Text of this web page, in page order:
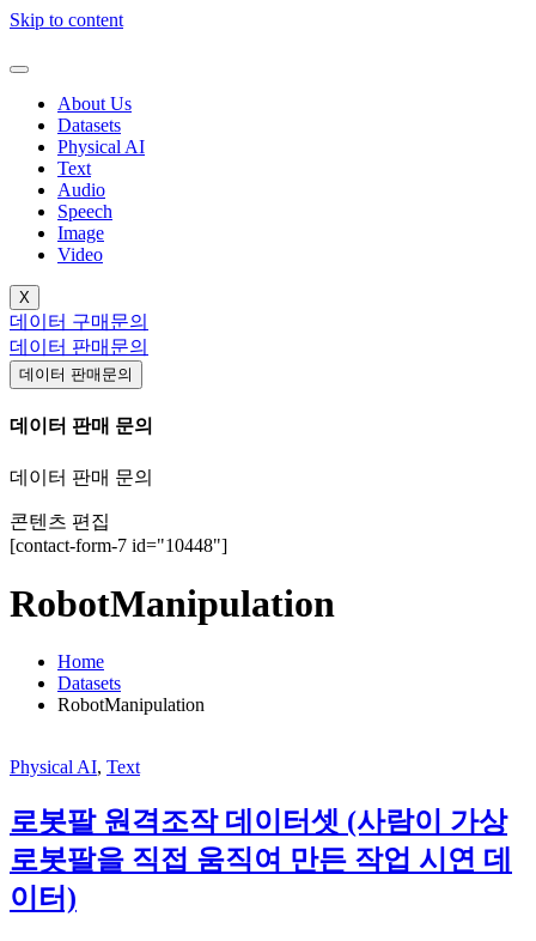
Skip to content
About Us
Datasets
Physical AI
Text
Audio
Speech
Image
Video
X
데이터 구매문의
데이터 판매문의
데이터 판매문의
데이터 판매 문의
데이터 판매 문의
콘텐츠 편집
[contact-form-7 id="10448"]
RobotManipulation
Home
Datasets
RobotManipulation
Physical AI, Text
로봇팔 원격조작 데이터셋 (사람이 가상
로봇팔을 직접 움직여 만든 작업 시연 데
이터)